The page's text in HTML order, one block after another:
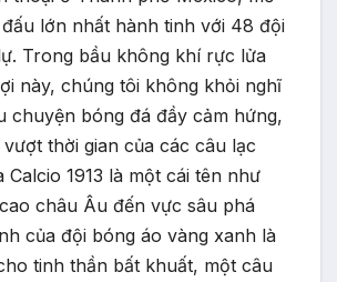
lớn nhất hành tinh với 48 đội
Trong bầu không khí rực lửa
này, chúng tôi không khỏi nghĩ
chuyện bóng đá đầy cảm hứng,
thời gian của các câu lạc
Calcio 1913 là một cái tên như
châu Âu đến vực sâu phá
của đội bóng áo vàng xanh là
tinh thần bất khuất, một câu